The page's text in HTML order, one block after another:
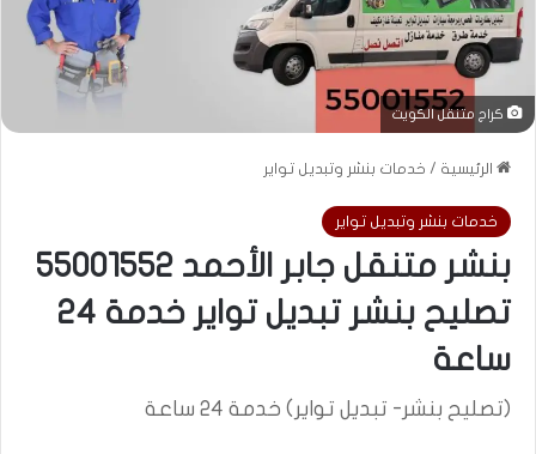
كراج متنقل الكويت
الرئيسية / خدمات بنشر وتبديل تواير
خدمات بنشر وتبديل تواير
بنشر متنقل جابر الأحمد 55001552
تصليح بنشر تبديل تواير خدمة 24
ساعة
(تصليح بنشر- تبديل تواير) خدمة 24 ساعة